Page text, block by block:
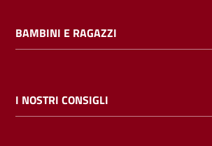
cataloghi
BAMBINI E RAGAZZI
I NOSTRI CONSIGLI